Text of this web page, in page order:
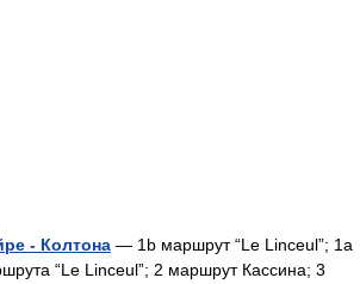
- Колтона — 1b маршрут “Le Linceul”; 1а
“Le Linceul”; 2 маршрут Кассина; 3